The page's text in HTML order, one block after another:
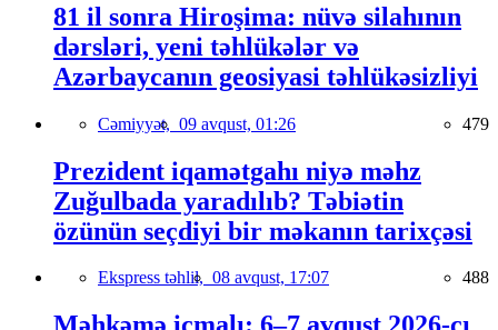
81 il sonra Hiroşima: nüvə silahının
dərsləri, yeni təhlükələr və
Azərbaycanın geosiyasi təhlükəsizliyi
Cəmiyyət, 09 avqust, 01:26 479
Prezident iqamətgahı niyə məhz
Zuğulbada yaradılıb? Təbiətin
özünün seçdiyi bir məkanın tarixçəsi
Ekspress təhlil, 08 avqust, 17:07 488